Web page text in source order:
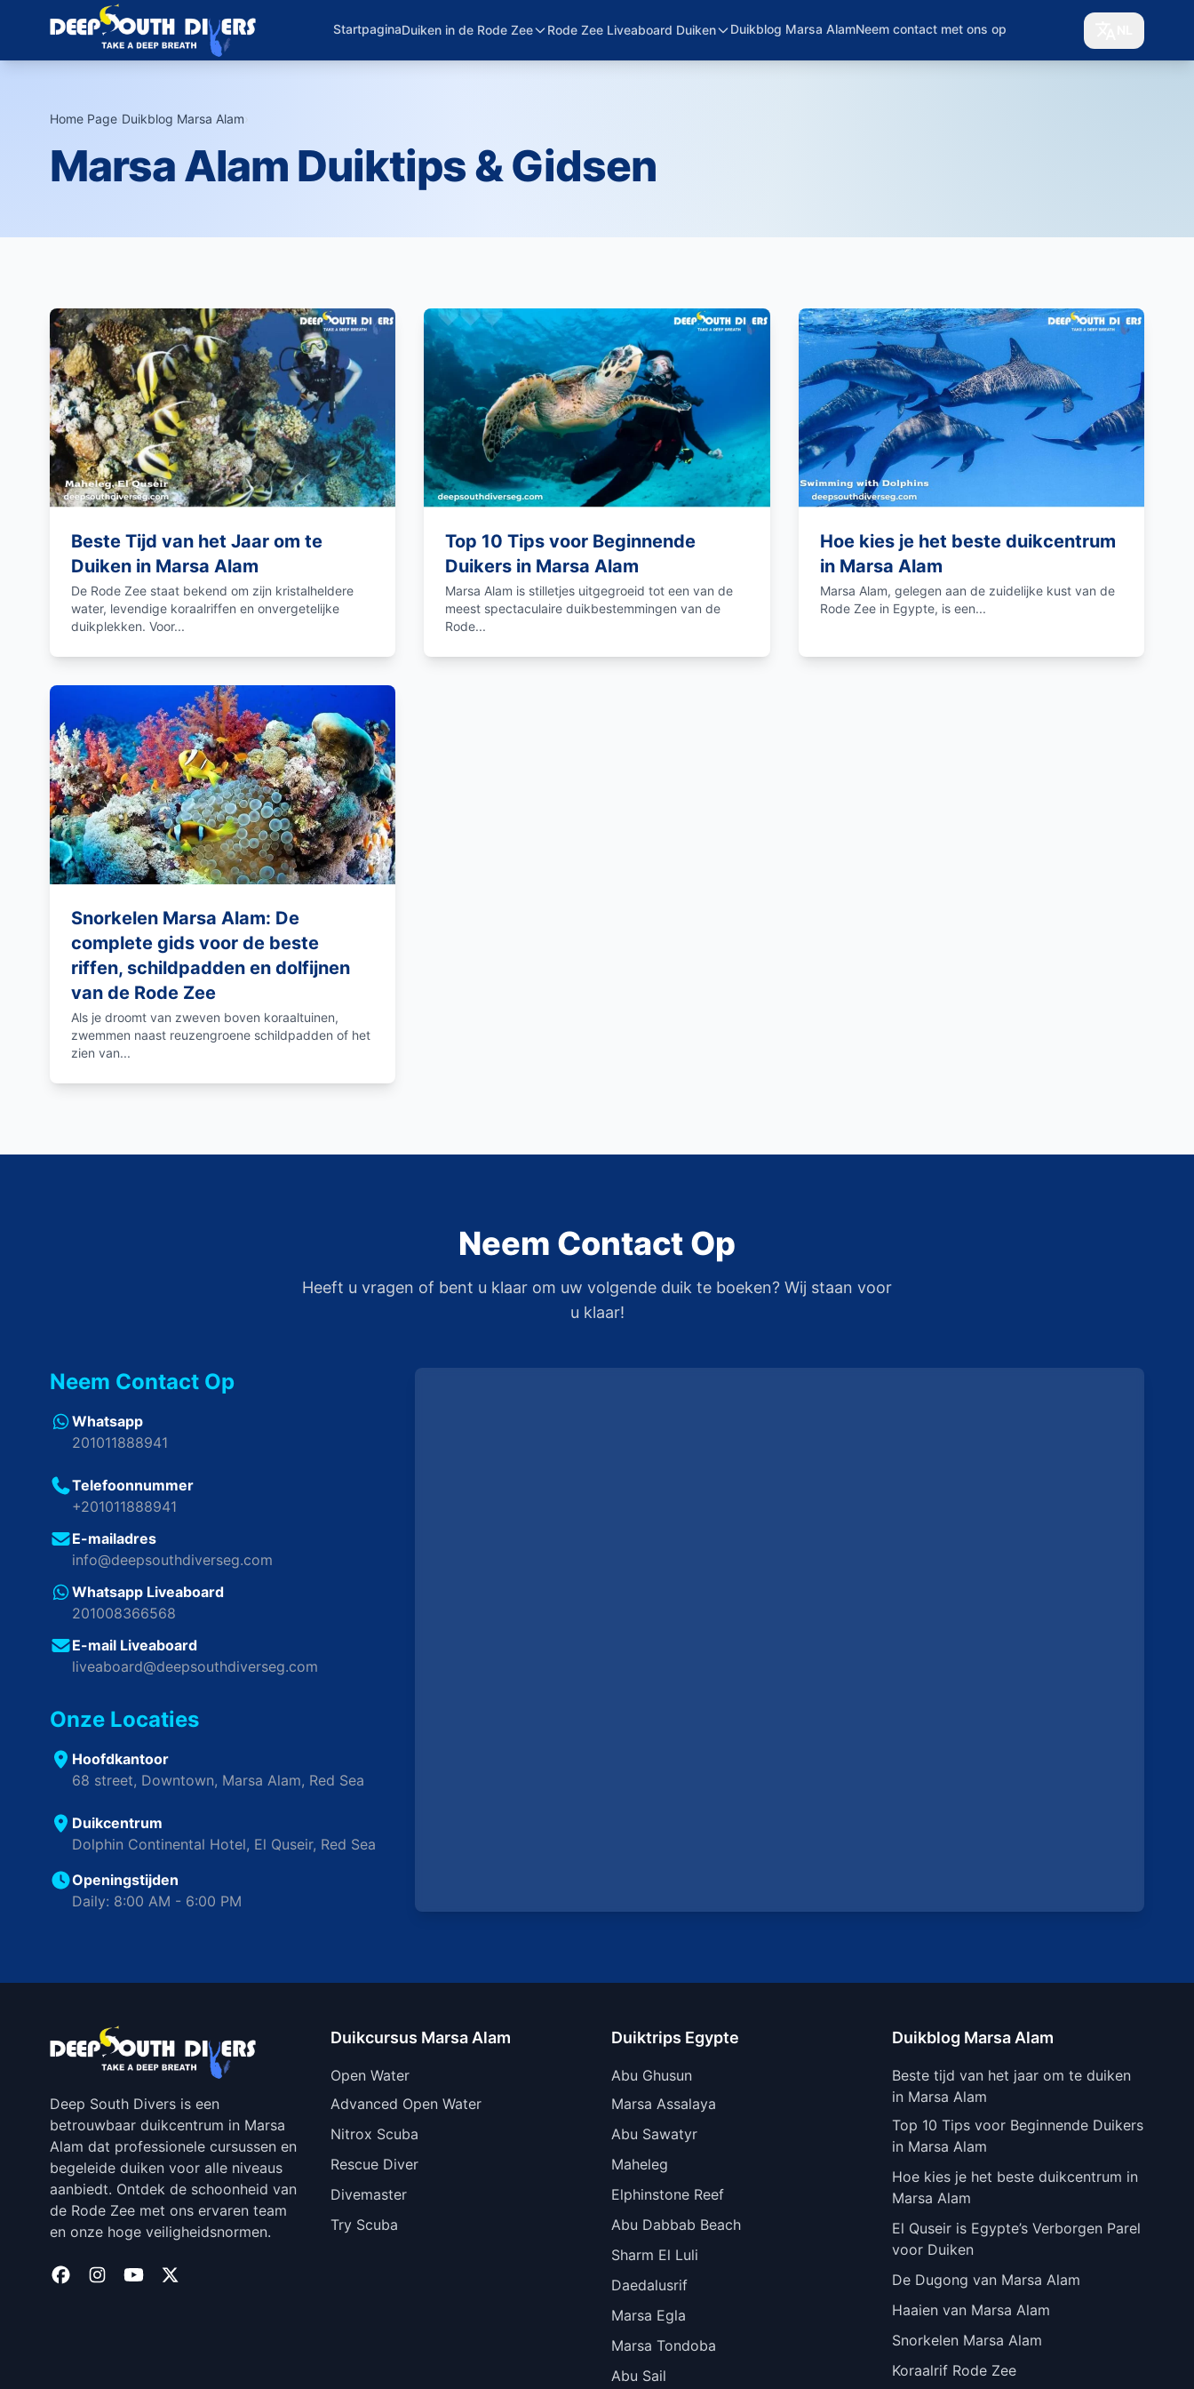
StartpaginaDuiken in de Rode Zee Rode Zee Liveaboard Duiken Duikblog Marsa AlamNeem contact met ons op
Home Page›Duikblog Marsa Alam›
Marsa Alam Duiktips & Gidsen
Beste Tijd van het Jaar om te
Duiken in Marsa Alam
De Rode Zee staat bekend om zijn kristalheldere
water, levendige koraalriffen en onvergetelijke
duikplekken. Voor...
Top 10 Tips voor Beginnende
Duikers in Marsa Alam
Marsa Alam is stilletjes uitgegroeid tot een van de
meest spectaculaire duikbestemmingen van de
Rode...
Hoe kies je het beste duikcentrum
in Marsa Alam
Marsa Alam, gelegen aan de zuidelijke kust van de
Rode Zee in Egypte, is een...
Snorkelen Marsa Alam: De
complete gids voor de beste
riffen, schildpadden en dolfijnen
van de Rode Zee
Als je droomt van zweven boven koraaltuinen,
zwemmen naast reuzengroene schildpadden of het
zien van...
Neem Contact Op
Heeft u vragen of bent u klaar om uw volgende duik te boeken? Wij staan voor
u klaar!
Neem Contact Op
Whatsapp
201011888941
Telefoonnummer
+201011888941
E-mailadres
info@deepsouthdiverseg.com
Whatsapp Liveaboard
201008366568
E-mail Liveaboard
liveaboard@deepsouthdiverseg.com
Onze Locaties
Hoofdkantoor
68 street, Downtown, Marsa Alam, Red Sea
Duikcentrum
Dolphin Continental Hotel, El Quseir, Red Sea
Openingstijden
Daily: 8:00 AM - 6:00 PM
Deep South Divers is een
betrouwbaar duikcentrum in Marsa
Alam dat professionele cursussen en
begeleide duiken voor alle niveaus
aanbiedt. Ontdek de schoonheid van
de Rode Zee met ons ervaren team
en onze hoge veiligheidsnormen.
Duikcursus Marsa Alam
Open Water
Advanced Open Water
Nitrox Scuba
Rescue Diver
Divemaster
Try Scuba
Duiktrips Egypte
Abu Ghusun
Marsa Assalaya
Abu Sawatyr
Maheleg
Elphinstone Reef
Abu Dabbab Beach
Sharm El Luli
Daedalusrif
Marsa Egla
Marsa Tondoba
Abu Sail
Duikblog Marsa Alam
Beste tijd van het jaar om te duiken
in Marsa Alam
Top 10 Tips voor Beginnende Duikers
in Marsa Alam
Hoe kies je het beste duikcentrum in
Marsa Alam
El Quseir is Egypte’s Verborgen Parel
voor Duiken
De Dugong van Marsa Alam
Haaien van Marsa Alam
Snorkelen Marsa Alam
Koraalrif Rode Zee